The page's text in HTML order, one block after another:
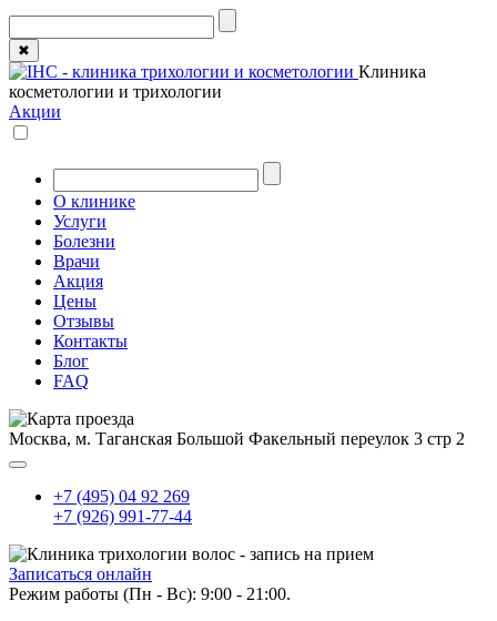
✖
Клиника
косметологии и трихологии
Акции
О клинике
Услуги
Болезни
Врачи
Акция
Цены
Отзывы
Контакты
Блог
FAQ
Москва, м. Таганская Большой Факельный переулок 3 стр 2
+7 (495) 04 92 269
+7 (926) 991-77-44
Записаться онлайн
Режим работы (Пн - Вс): 9:00 - 21:00.